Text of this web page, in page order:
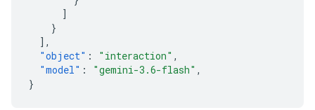
]
}
],
"object" : "interaction" ,
"model" : "gemini-3.6-flash" ,
}